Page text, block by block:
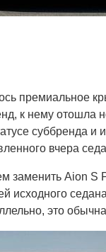
премиальное
к нему отошла
суббренда
вчера
заменить Aion S
исходного
это